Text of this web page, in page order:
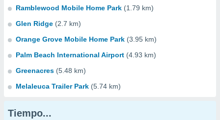
Ramblewood Mobile Home Park (1.79 km)
Glen Ridge (2.7 km)
Orange Grove Mobile Home Park (3.95 km)
Palm Beach International Airport (4.93 km)
Greenacres (5.48 km)
Melaleuca Trailer Park (5.74 km)
Tiempo...